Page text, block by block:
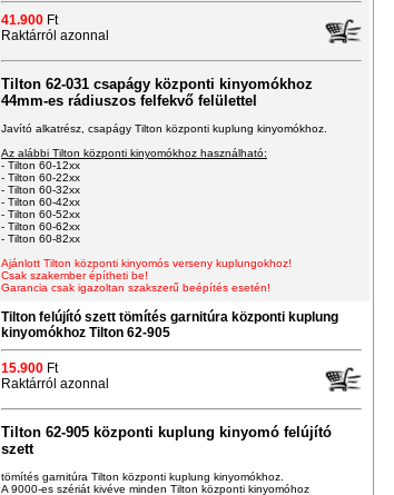
41.900 Ft
Raktárról azonnal
Tilton 62-031 csapágy központi kinyomókhoz
44mm-es rádiuszos felfekvő felülettel
Javító alkatrész, csapágy Tilton központi kuplung kinyomókhoz.
Az alábbi Tilton központi kinyomókhoz használható:
- Tilton 60-12xx
- Tilton 60-22xx
- Tilton 60-32xx
- Tilton 60-42xx
- Tilton 60-52xx
- Tilton 60-62xx
- Tilton 60-82xx
Ajánlott Tilton központi kinyomós verseny kuplungokhoz!
Csak szakember építheti be!
Garancia csak igazoltan szakszerű beépítés esetén!
Tilton felújító szett tömítés garnitúra központi kuplung
kinyomókhoz Tilton 62-905
15.900 Ft
Raktárról azonnal
Tilton 62-905 központi kuplung kinyomó felújító
szett
tömítés garnitúra Tilton központi kuplung kinyomókhoz.
A 9000-es szériát kivéve minden Tilton központi kinyomóhoz